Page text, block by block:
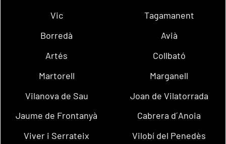
Vic
Tagamanent
Borredà
Avià
Artés
Collbató
Martorell
Marganell
Vilanova de Sau
Joan de Vilatorrada
Jaume de Frontanyà
Cabrera d´Anoia
Viver i Serrateix
Vilobí del Penedès